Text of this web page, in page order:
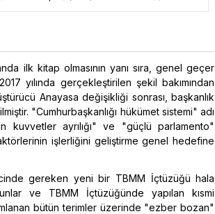
ilk kitap olmasının yanı sıra, genel geçer
yılında gerçekleştirilen şekil bakımından
Anayasa değişikliği sonrası, başkanlık
"Cumhurbaşkanlığı hükümet sistemi" adı
ayrılığı" ve "güçlü parlamento"
işlerliğini geliştirme genel hedefine
gereken yeni bir TBMM İçtüzüğü hala
ve TBMM İçtüzüğünde yapılan kısmi
bütün terimler üzerinde "ezber bozan"